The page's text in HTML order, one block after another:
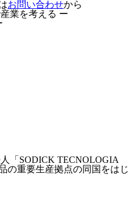
お問い合わせから
業を考える ー
「SODICK TECNOLOGIA
重要生産拠点の同国をはじ